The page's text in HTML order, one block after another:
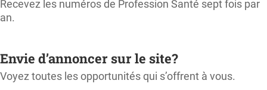
Recevez les numéros de Profession Santé sept fois par
an.
Envie d’annoncer sur le site?
Voyez toutes les opportunités qui s’offrent à vous.